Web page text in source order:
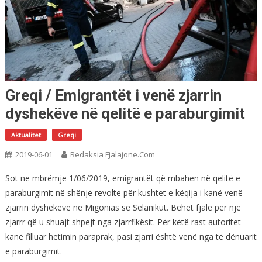
Greqi / Emigrantët i venë zjarrin
dyshekëve në qelitë e paraburgimit
Aktualitet Greqi
2019-06-01 Redaksia Fjalajone.com
Sot ne mbrëmje 1/06/2019, emigrantët që mbahen në qelitë e
paraburgimit në shënjë revolte për kushtet e këqija i kanë venë
zjarrin dyshekeve në Migonias se Selanikut. Bëhet fjalë për një
zjarrr që u shuajt shpejt nga zjarrfikësit. Për këtë rast autoritet
kanë filluar hetimin paraprak, pasi zjarri është venë nga të dënuarit
e paraburgimit.